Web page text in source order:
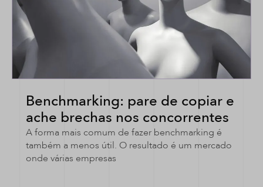
Benchmarking: pare de copiar e
ache brechas nos concorrentes
A forma mais comum de fazer benchmarking é
também a menos útil. O resultado é um mercado
onde várias empresas